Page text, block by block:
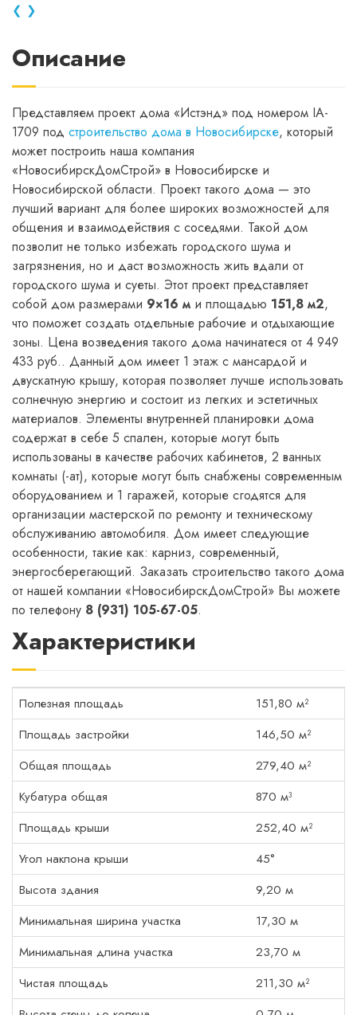
❮ ❯
Описание
Представляем проект дома «Истэнд» под номером IA-
1709 под строительство дома в Новосибирске, который
может построить наша компания
«НовосибирскДомСтрой» в Новосибирске и
Новосибирской области. Проект такого дома — это
лучший вариант для более широких возможностей для
общения и взаимодействия с соседями. Такой дом
позволит не только избежать городского шума и
загрязнения, но и даст возможность жить вдали от
городского шума и суеты. Этот проект представляет
собой дом размерами 9×16 м и площадью 151,8 м2,
что поможет создать отдельные рабочие и отдыхающие
зоны. Цена возведения такого дома начинатеся от 4 949
433 руб.. Данный дом имеет 1 этаж с мансардой и
двускатную крышу, которая позволяет лучше использовать
солнечную энергию и состоит из легких и эстетичных
материалов. Элементы внутренней планировки дома
содержат в себе 5 спален, которые могут быть
использованы в качестве рабочих кабинетов, 2 ванных
комнаты (-ат), которые могут быть снабжены современным
оборудованием и 1 гаражей, которые сгодятся для
организации мастерской по ремонту и техническому
обслуживанию автомобиля. Дом имеет следующие
особенности, такие как: карниз, современный,
энергосберегающий. Заказать строительство такого дома
от нашей компании «НовосибирскДомСтрой» Вы можете
по телефону 8 (931) 105-67-05.
Характеристики
Полезная площадь
151,80 м²
Площадь застройки
146,50 м²
Общая площадь
279,40 м²
Кубатура общая
870 м³
Площадь крыши
252,40 м²
Угол наклона крыши
45°
Высота здания
9,20 м
Минимальная ширина участка
17,30 м
Минимальная длина участка
23,70 м
Чистая площадь
211,30 м²